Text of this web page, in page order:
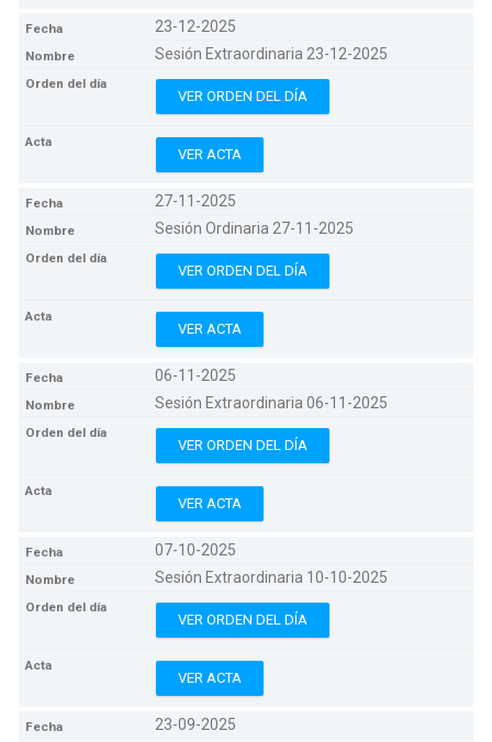
23-12-2025
Sesión Extraordinaria 23-12-2025
VER ORDEN DEL DÍA
VER ACTA
27-11-2025
Sesión Ordinaria 27-11-2025
VER ORDEN DEL DÍA
VER ACTA
06-11-2025
Sesión Extraordinaria 06-11-2025
VER ORDEN DEL DÍA
VER ACTA
07-10-2025
Sesión Extraordinaria 10-10-2025
VER ORDEN DEL DÍA
VER ACTA
23-09-2025